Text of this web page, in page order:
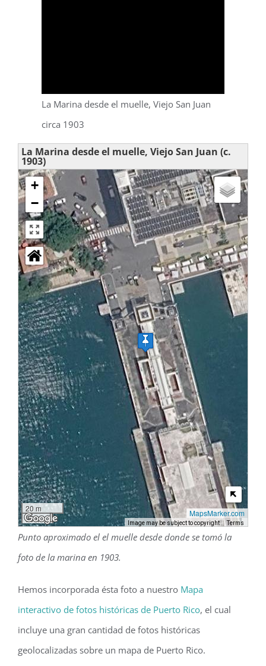
La Marina desde el muelle, Viejo San Juan
circa 1903
La Marina desde el muelle, Viejo San Juan (c.
1903)
+
−
20 m
50 ft
MapsMarker.com
Image may be subject to copyright Terms
Punto aproximado el el muelle desde donde se tomó la
foto de la marina en 1903.
Hemos incorporada ésta foto a nuestro Mapa
interactivo de fotos históricas de Puerto Rico, el cual
incluye una gran cantidad de fotos históricas
geolocalizadas sobre un mapa de Puerto Rico.